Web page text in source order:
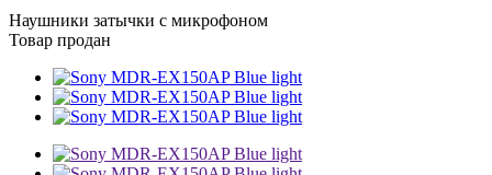
Наушники затычки с микрофоном
Товар продан